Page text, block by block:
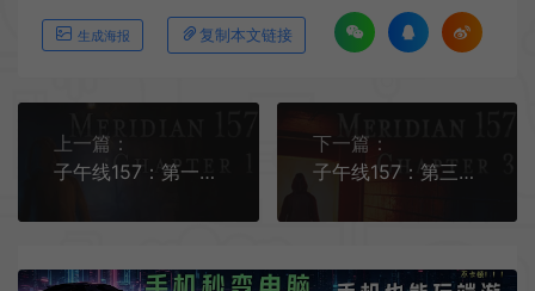
生成海报 复制本文链接
上一篇：
子午线157：第一章 / Meridian 157 Chapter 科幻悬疑解谜游戏
下一篇：
子午线157：第三章 / Meridian 157 Chapter 3 科幻悬疑解谜游戏